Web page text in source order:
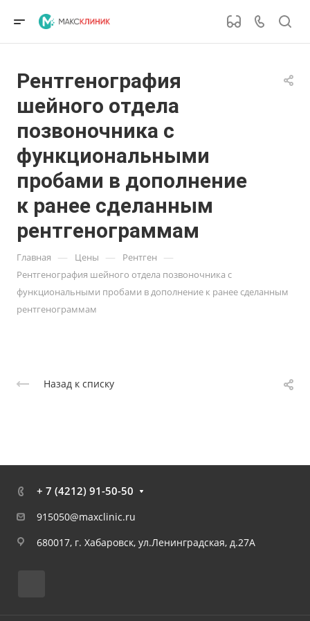
Рентгенография
шейного отдела
позвоночника с
функциональными
пробами в дополнение
к ранее сделанным
рентгенограммам
Главная — Цены — Рентген —
Рентгенография шейного отдела позвоночника с
функциональными пробами в дополнение к ранее сделанным
рентгенограммам
Назад к списку
+ 7 (4212) 91-50-50
915050@maxclinic.ru
680017, г. Хабаровск, ул.Ленинградская, д.27А